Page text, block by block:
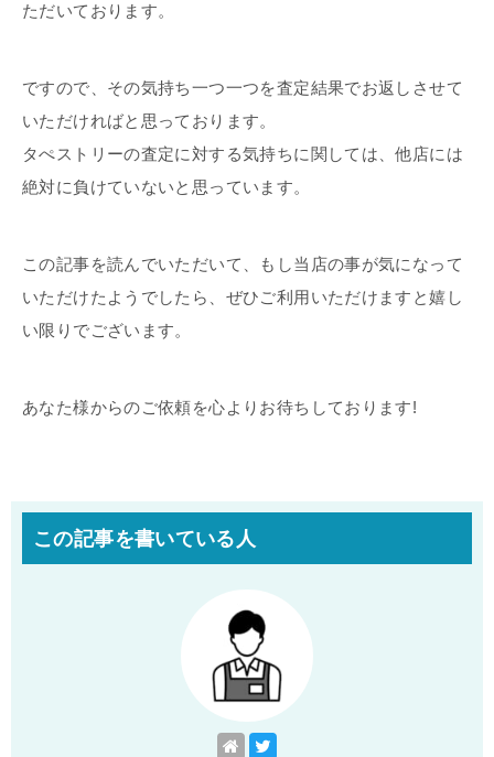
ただいております。
ですので、その気持ち一つ一つを査定結果でお返しさせて
いただければと思っております。
タぺストリーの査定に対する気持ちに関しては、他店には
絶対に負けていないと思っています。
この記事を読んでいただいて、もし当店の事が気になって
いただけたようでしたら、ぜひご利用いただけますと嬉し
い限りでございます。
あなた様からのご依頼を心よりお待ちしております!
この記事を書いている人